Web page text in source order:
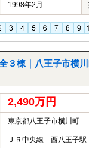
1998年2月
棟｜八王子市横
2,490万円
東京都八王子市横川町
ＪＲ中央線 西八王子